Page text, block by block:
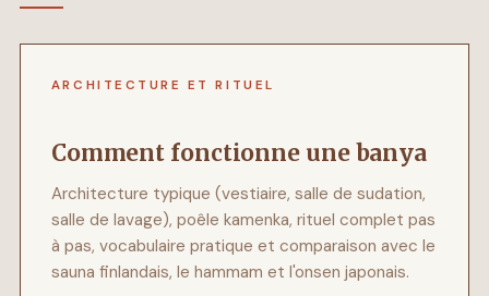
ARCHITECTURE ET RITUEL
Comment fonctionne une banya
Architecture typique (vestiaire, salle de sudation,
salle de lavage), poêle kamenka, rituel complet pas
à pas, vocabulaire pratique et comparaison avec le
sauna finlandais, le hammam et l'onsen japonais.